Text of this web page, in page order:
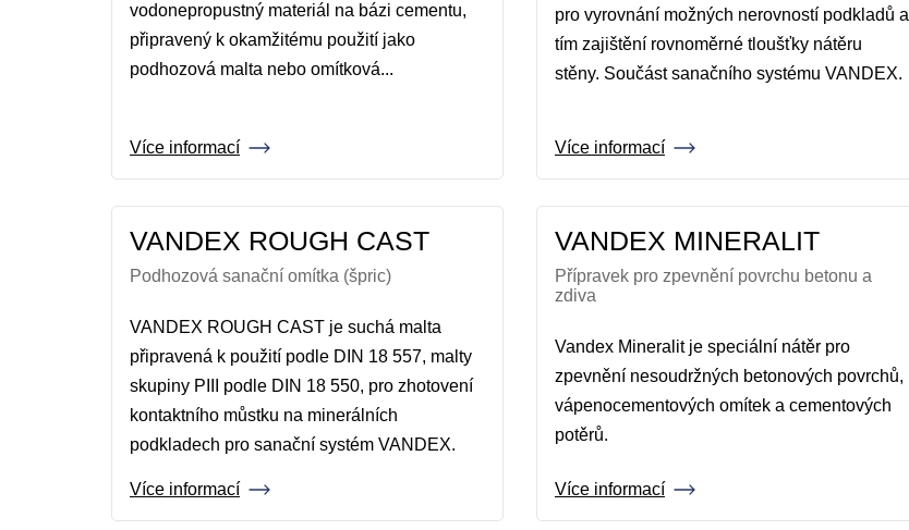
vodonepropustný materiál na bázi cementu,
připravený k okamžitému použití jako
podhozová malta nebo omítková...
Více informací
pro vyrovnání možných nerovností podkladů a
tím zajištění rovnoměrné tloušťky nátěru
stěny. Součást sanačního systému VANDEX.
Více informací
VANDEX ROUGH CAST
Podhozová sanační omítka (špric)
VANDEX ROUGH CAST je suchá malta
připravená k použití podle DIN 18 557, malty
skupiny PIII podle DIN 18 550, pro zhotovení
kontaktního můstku na minerálních
podkladech pro sanační systém VANDEX.
Více informací
VANDEX MINERALIT
Přípravek pro zpevnění povrchu betonu a
zdiva
Vandex Mineralit je speciální nátěr pro
zpevnění nesoudržných betonových povrchů,
vápenocementových omítek a cementových
potěrů.
Více informací